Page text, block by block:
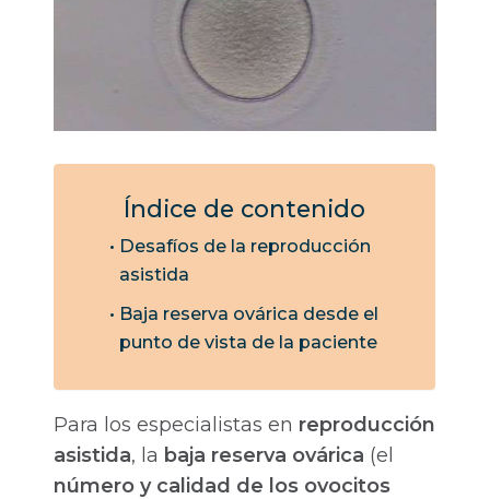
Índice de contenido
Desafíos de la reproducción
asistida
Baja reserva ovárica desde el
punto de vista de la paciente
Para los especialistas en reproducción
asistida, la baja reserva ovárica (el
número y calidad de los ovocitos